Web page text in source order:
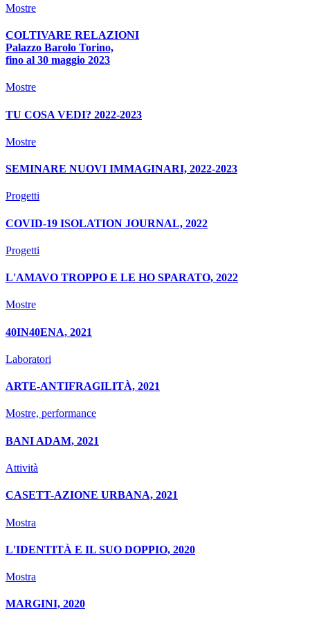
Mostre
COLTIVARE RELAZIONI
Palazzo Barolo Torino,
fino al 30 maggio 2023
Mostre
TU COSA VEDI? 2022-2023
Mostre
SEMINARE NUOVI IMMAGINARI, 2022-2023
Progetti
COVID-19 ISOLATION JOURNAL, 2022
Progetti
L'AMAVO TROPPO E LE HO SPARATO, 2022
Mostre
40IN40ENA, 2021
Laboratori
ARTE-ANTIFRAGILITÀ, 2021
Mostre, performance
BANI ADAM, 2021
Attività
CASETT-AZIONE URBANA, 2021
Mostra
L'IDENTITÀ E IL SUO DOPPIO, 2020
Mostra
MARGINI, 2020